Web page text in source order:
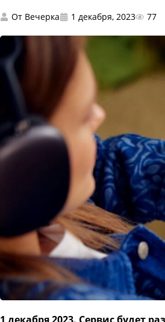
От Вечерка 1 декабря, 2023 77